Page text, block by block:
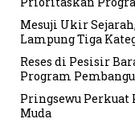
Mesuji Ukir
Lampung Tiga
Reses di Pesisir
Program
Pringsewu
Muda